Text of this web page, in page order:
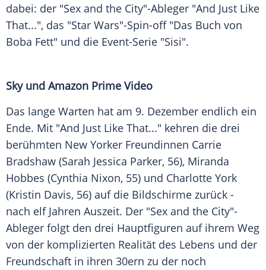
dabei: der "Sex and the City"-Ableger "And Just Like
That...", das "Star Wars"-Spin-off "Das Buch von
Boba Fett" und die Event-Serie "Sisi".
Sky und Amazon Prime Video
Das lange Warten hat am 9. Dezember endlich ein
Ende. Mit "And Just Like That..." kehren die drei
berühmten New Yorker Freundinnen Carrie
Bradshaw (Sarah Jessica Parker, 56), Miranda
Hobbes (Cynthia Nixon, 55) und Charlotte York
(Kristin Davis, 56) auf die Bildschirme zurück -
nach elf Jahren Auszeit. Der "Sex and the City"-
Ableger folgt den drei Hauptfiguren auf ihrem Weg
von der komplizierten Realität des Lebens und der
Freundschaft in ihren 30ern zu der noch